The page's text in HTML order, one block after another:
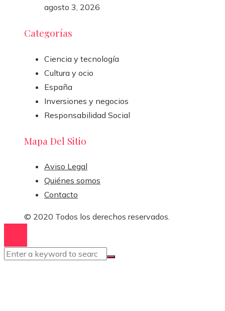
agosto 3, 2026
Categorías
Ciencia y tecnología
Cultura y ocio
España
Inversiones y negocios
Responsabilidad Social
Mapa Del Sitio
Aviso Legal
Quiénes somos
Contacto
© 2020 Todos los derechos reservados.